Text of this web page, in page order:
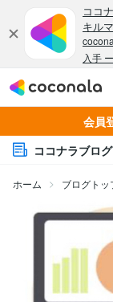
会員
ココナラブログ
ホーム ブログトッ